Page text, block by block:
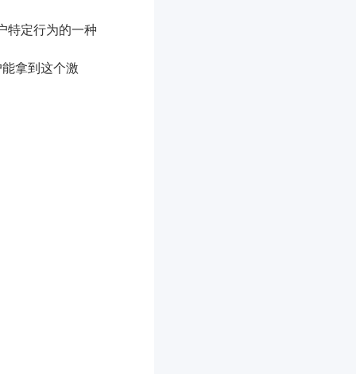
特定行为的一种
拿到这个激